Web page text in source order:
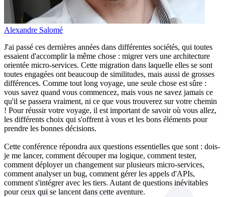
Alexandre Salomé
J'ai passé ces dernières années dans différentes sociétés, qui toutes
essaient d'accomplir la même chose : migrer vers une architecture
orientée micro-services. Cette migration dans laquelle elles se sont
toutes engagées ont beaucoup de similitudes, mais aussi de grosses
différences. Comme tout long voyage, une seule chose est sûre :
vous savez quand vous commencez, mais vous ne savez jamais ce
qu'il se passera vraiment, ni ce que vous trouverez sur votre chemin
! Pour réussir votre voyage, il est important de savoir où vous allez,
les différents choix qui s'offrent à vous et les bons éléments pour
prendre les bonnes décisions.
Cette conférence répondra aux questions essentielles que sont : dois-
je me lancer, comment découper ma logique, comment tester,
comment déployer un changement sur plusieurs micro-services,
comment analyser un bug, comment gérer les appels d'APIs,
comment s'intégrer avec les tiers. Autant de questions inévitables
pour ceux qui se lancent dans cette aventure.